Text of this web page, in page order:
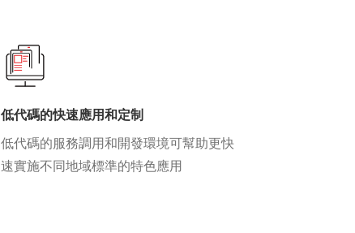
低代碼的快速應用和定制
低代碼的服務調用和開發環境可幫助更快
速實施不同地域標準的特色應用